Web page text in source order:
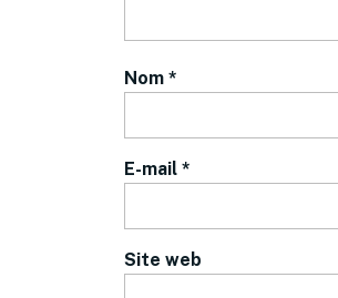
Nom *
E-mail *
Site web